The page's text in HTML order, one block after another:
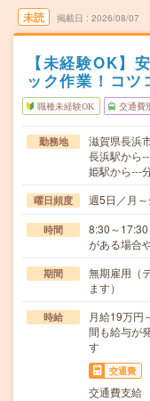
未読 掲載日 2026/08/07
【未経験OK】
ック作業！コツ
職種未経験OK 交通費
勤務地
滋賀県長浜
長浜駅から
姫駅から---
曜日頻度 週5日／月～
時間
8:30～
がある場合
期間
無期雇用（
ます）
時給
月給19万
間も給与が
す
交通費
交通費支給